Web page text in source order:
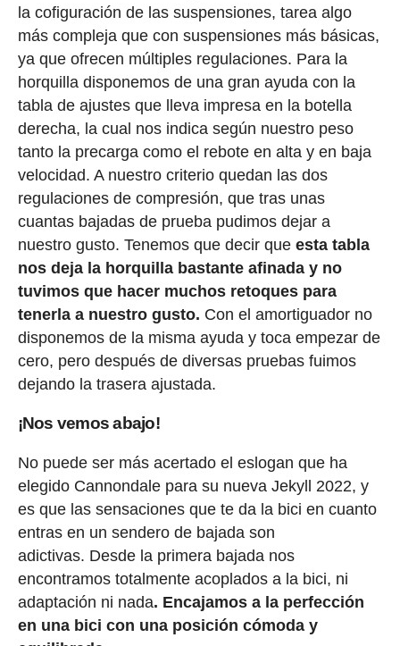
la cofiguración de las suspensiones, tarea algo
más compleja que con suspensiones más básicas,
ya que ofrecen múltiples regulaciones. Para la
horquilla disponemos de una gran ayuda con la
tabla de ajustes que lleva impresa en la botella
derecha, la cual nos indica según nuestro peso
tanto la precarga como el rebote en alta y en baja
velocidad. A nuestro criterio quedan las dos
regulaciones de compresión, que tras unas
cuantas bajadas de prueba pudimos dejar a
nuestro gusto. Tenemos que decir que esta tabla
nos deja la horquilla bastante afinada y no
tuvimos que hacer muchos retoques para
tenerla a nuestro gusto. Con el amortiguador no
disponemos de la misma ayuda y toca empezar de
cero, pero después de diversas pruebas fuimos
dejando la trasera ajustada.
¡Nos vemos abajo!
No puede ser más acertado el eslogan que ha
elegido Cannondale para su nueva Jekyll 2022, y
es que las sensaciones que te da la bici en cuanto
entras en un sendero de bajada son
adictivas. Desde la primera bajada nos
encontramos totalmente acoplados a la bici, ni
adaptación ni nada. Encajamos a la perfección
en una bici con una posición cómoda y